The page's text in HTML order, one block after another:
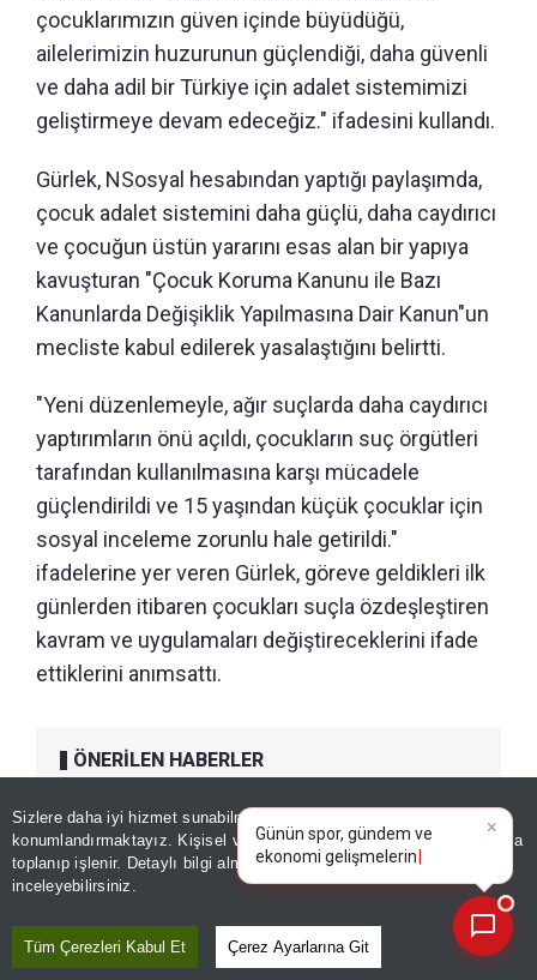
Sizlere daha iyi hizmet sunabilmek adına sitemizde
konumlandırmaktayız. Kişisel verileriniz, KVKK ve GDPR kapsamında
toplanıp işlenir. Detaylı bilgi almak içinAydınlatma Metnimizi
inceleyebilirsiniz.
Tüm Çerezleri Kabul Et Çerez Ayarlarına Git
çocuklarımızın güven içinde büyüdüğü,
ailelerimizin huzurunun güçlendiği, daha güvenli
ve daha adil bir Türkiye için adalet sistemimizi
geliştirmeye devam edeceğiz." ifadesini kullandı.
Gürlek, NSosyal hesabından yaptığı paylaşımda,
çocuk adalet sistemini daha güçlü, daha caydırıcı
ve çocuğun üstün yararını esas alan bir yapıya
kavuşturan "Çocuk Koruma Kanunu ile Bazı
Kanunlarda Değişiklik Yapılmasına Dair Kanun"un
mecliste kabul edilerek yasalaştığını belirtti.
"Yeni düzenlemeyle, ağır suçlarda daha caydırıcı
yaptırımların önü açıldı, çocukların suç örgütleri
tarafından kullanılmasına karşı mücadele
güçlendirildi ve 15 yaşından küçük çocuklar için
sosyal inceleme zorunlu hale getirildi."
ifadelerine yer veren Gürlek, göreve geldikleri ilk
günlerden itibaren çocukları suçla özdeşleştiren
kavram ve uygulamaları değiştireceklerini ifade
ettiklerini anımsattı.
ÖNERİLEN HABERLER
İstanbul'da dev uyuşturucu
operasyonu! "Meydanı boş
sanmayın, devlet burada"
mesajı
×
Günün spor, gündem ve
ekonomi gelişmelerini analiz
edin!|